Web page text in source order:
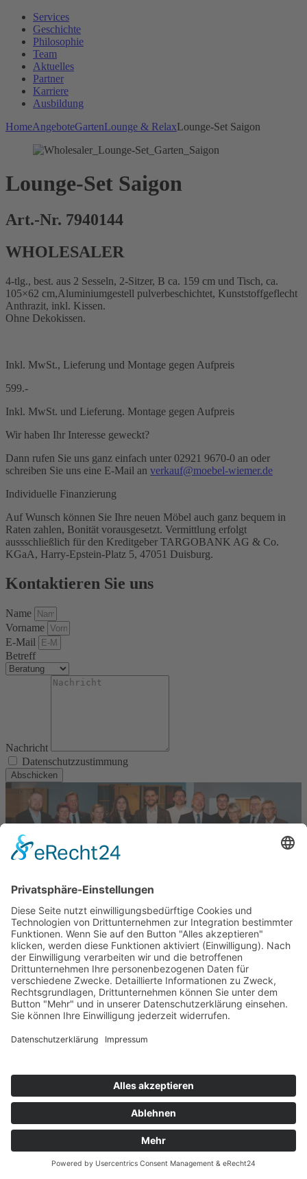
Services
Geschichte
Philosophie
Team
Aktuelles
Partner
Karriere
Ausbildung
HomeAngeboteGartenLounge & RelaxLounge-Set Saigon
Lounge-Set Saigon
Art.-Nr. 7940144
WHOLESALER
4-tlg., best. aus 2 Sesseln, 2-Sitzer, B ca. 159 cm und Tisch, ca.
105×62 cm,Aluminiumgestell pulverbeschichtet, Kunststoffgeflecht
Anthrazit, inkl. Kissen.
Ohne Dekokissen.
Inkl. MwSt., Lieferung und Montage gegen Aufpreis
599.-
Inkl. MwSt. und Lieferung. Montage gegen Aufpreis
Wir haben Ihr Interesse geweckt?
Dann rufen Sie uns ganz einfach unter 02921 9670-0 an oder
schreiben Sie uns eine E-Mail an verkauf@moebel-wiemer.de
Individuelle Finanzierung
Auf Wunsch können Sie Ihre neuen Möbel auch ganz bequem in
Raten zahlen, Bonität vorausgesetzt. Vermittlung erfolgt
aussschließlich für den Kreditgeber TARGOBANK AG & Co.
KGaA, Harry-Epstein-Platz 5, 47051 Duisburg.
Kontaktieren Sie uns
Name
Vorname
E-Mail
Betreff
Nachricht
Datenschutzzustimmung
Abschicken
Kontakt
Möbel Wiemer GmbH & Co. KG
Martin-Opitz-Straße 2
59494 Soest
info@moebel-wiemer.de